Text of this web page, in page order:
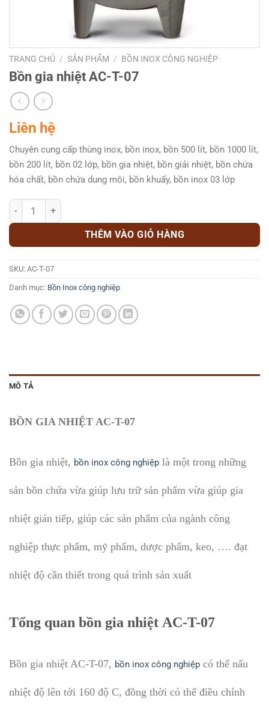
TRANG CHỦ / SẢN PHẨM / BỒN INOX CÔNG NGHIỆP
Bồn gia nhiệt AC-T-07
Liên hệ
Chuyên cung cấp thùng inox, bồn inox, bồn 500 lít, bồn 1000 lít,
bồn 200 lít, bồn 02 lớp, bồn gia nhiệt, bồn giải nhiệt, bồn chứa
hóa chất, bồn chứa dung môi, bồn khuấy, bồn inox 03 lớp
Bồn gia nhiệt AC-T-07 số lượng
THÊM VÀO GIỎ HÀNG
SKU: AC-T-07
Danh mục: Bồn Inox công nghiệp
MÔ TẢ
BỒN GIA NHIỆT AC-T-07
Bồn gia nhiệt, bồn inox công nghiệp là một trong những
sản bồn chứa vừa giúp lưu trữ sản phẩm vừa giúp gia
nhiệt gián tiếp, giúp các sản phẩm của ngành công
nghiệp thực phẩm, mỹ phẩm, dược phẩm, keo, …. đạt
nhiệt độ cần thiết trong quá trình sản xuất
Tổng quan bồn gia nhiệt AC-T-07
Bồn gia nhiệt AC-T-07, bồn inox công nghiệp có thể nấu
nhiệt độ lên tới 160 độ C, đồng thời có thể điều chỉnh